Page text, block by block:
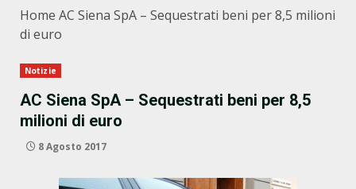
Home AC Siena SpA – Sequestrati beni per 8,5 milioni
di euro
Notizie
AC Siena SpA – Sequestrati beni per 8,5
milioni di euro
8 Agosto 2017